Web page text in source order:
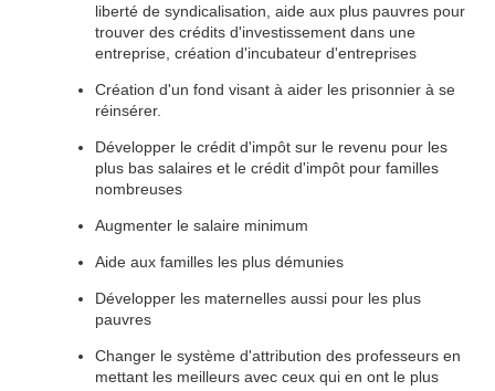
liberté de syndicalisation, aide aux plus pauvres pour
trouver des crédits d'investissement dans une
entreprise, création d'incubateur d'entreprises
Création d'un fond visant à aider les prisonnier à se
réinsérer.
Développer le crédit d'impôt sur le revenu pour les
plus bas salaires et le crédit d'impôt pour familles
nombreuses
Augmenter le salaire minimum
Aide aux familles les plus démunies
Développer les maternelles aussi pour les plus
pauvres
Changer le système d'attribution des professeurs en
mettant les meilleurs avec ceux qui en ont le plus